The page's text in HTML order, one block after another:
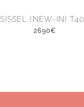
SISSEL (NEW-IN) T40
2690€